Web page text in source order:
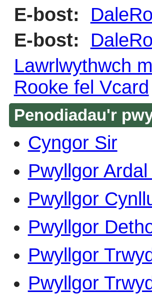
E-bost:
E-bost:
Lawrlwythwch
Rooke fel Vcard
Penodiadau'r
Cyngor Sir
Pwyllgor
Pwyllgor
Pwyllgor
Pwyllgor
Pwyllgor